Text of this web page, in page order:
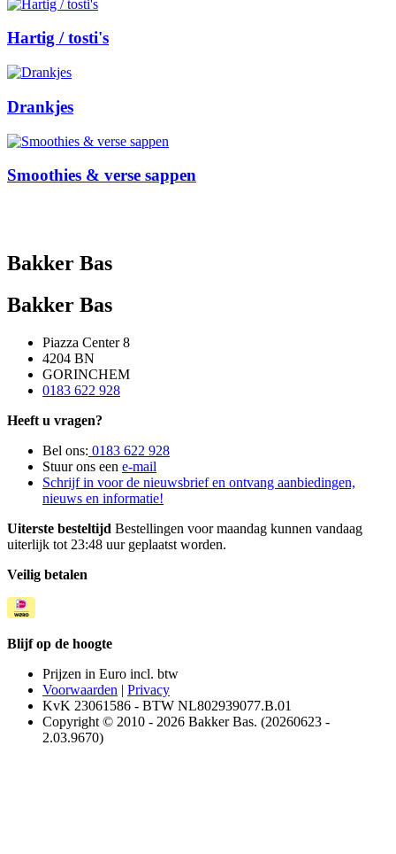
Hartig / tosti's
Drankjes
Smoothies & verse sappen
Bakker Bas
Bakker Bas
Piazza Center 8
4204 BN
GORINCHEM
0183 622 928
Heeft u vragen?
Bel ons: 0183 622 928
Stuur ons een e-mail
Schrijf in voor de nieuwsbrief en ontvang aanbiedingen,
nieuws en informatie!
Uiterste besteltijd Bestellingen voor maandag kunnen vandaag
uiterlijk tot 23:48 uur geplaatst worden.
Veilig betalen
Blijf op de hoogte
Prijzen in Euro incl. btw
Voorwaarden | Privacy
KvK 23061586 - BTW NL802939077.B.01
Copyright © 2010 - 2026 Bakker Bas. (20260623 -
2.03.9670)